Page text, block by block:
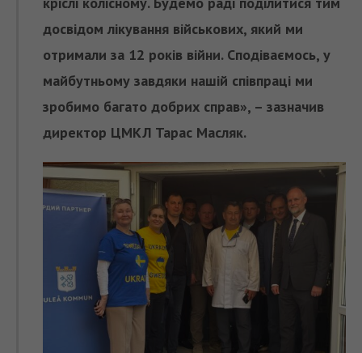
досвідом лікування військових, який ми
отримали за 12 років війни. Сподіваємось, у
майбутньому завдяки нашій співпраці ми
зробимо багато добрих справ», – зазначив
директор ЦМКЛ Тарас Масляк.